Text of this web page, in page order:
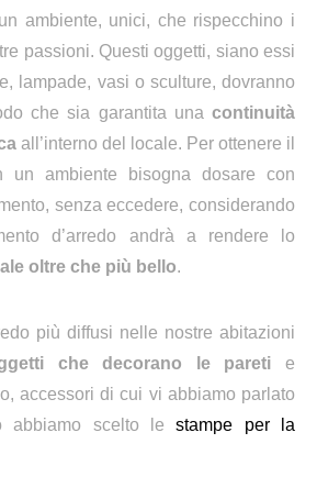
ambiente, unici, che rispecchino i
passioni. Questi oggetti, siano essi
lampade, vasi o sculture, dovranno
che sia garantita una continuità
all’interno del locale. Per ottenere il
un ambiente bisogna dosare con
senza eccedere, considerando
d’arredo andrà a rendere lo
oltre che più bello.
più diffusi nelle nostre abitazioni
che decorano le pareti e
accessori di cui vi abbiamo parlato
abbiamo scelto lestampe per la